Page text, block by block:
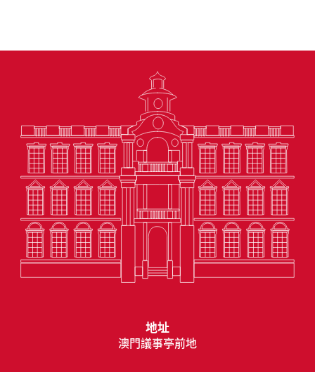
地址
澳門議事亭前地